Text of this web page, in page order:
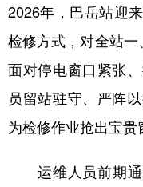
2026年，巴岳站迎
检修方式，对全站一
面对停电窗口紧张
员留站驻守、严阵
为检修作业抢出宝贵
运维人员前期通